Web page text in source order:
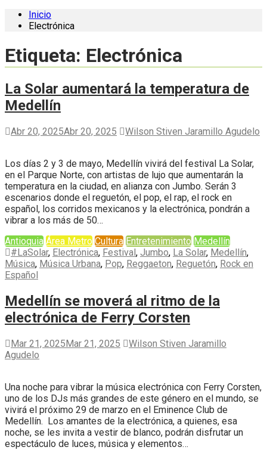
Inicio
Electrónica
Etiqueta: Electrónica
La Solar aumentará la temperatura de
Medellín
Abr 20, 2025Abr 20, 2025 Wilson Stiven Jaramillo Agudelo
Los días 2 y 3 de mayo, Medellín vivirá del festival La Solar,
en el Parque Norte, con artistas de lujo que aumentarán la
temperatura en la ciudad, en alianza con Jumbo. Serán 3
escenarios donde el reguetón, el pop, el rap, el rock en
español, los corridos mexicanos y la electrónica, pondrán a
vibrar a los más de 50…
Antioquia Área Metro Cultura Entretenimiento Medellín
#LaSolar, Electrónica, Festival, Jumbo, La Solar, Medellín,
Música, Música Urbana, Pop, Reggaeton, Reguetón, Rock en
Español
Medellín se moverá al ritmo de la
electrónica de Ferry Corsten
Mar 21, 2025Mar 21, 2025
Wilson Stiven Jaramillo
Agudelo
Una noche para vibrar la música electrónica con Ferry Corsten,
uno de los DJs más grandes de este género en el mundo, se
vivirá el próximo 29 de marzo en el Eminence Club de
Medellín. Los amantes de la electrónica, a quienes, esa
noche, se les invita a vestir de blanco, podrán disfrutar un
espectáculo de luces, música y elementos…